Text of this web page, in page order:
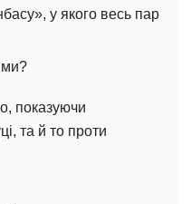
у якого весь пар
ми?
показуючи
та й то проти